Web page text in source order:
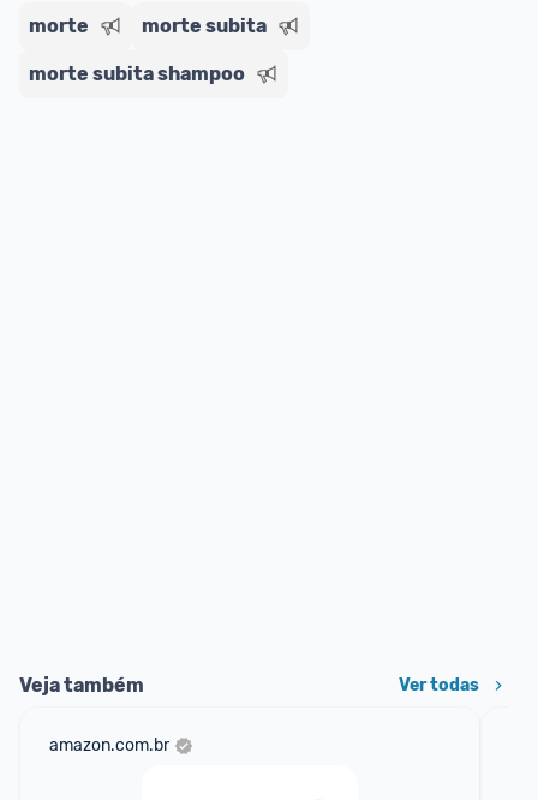
morte
morte subita
morte subita shampoo
Veja também Ver todas
amazon.com.br